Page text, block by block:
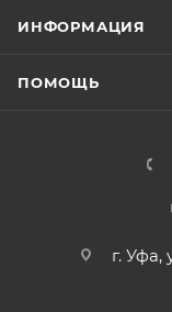
ИНФОРМАЦИЯ
ПОМОЩЬ
г. Уфа,